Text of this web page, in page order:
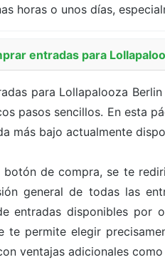
horas o unos días,
entradas para
para Lollapalooza
pasos sencillos. En esta
más bajo actualmente
de compra, se te
general de todas las
entradas disponibles por
te permite elegir
ventajas adicionales